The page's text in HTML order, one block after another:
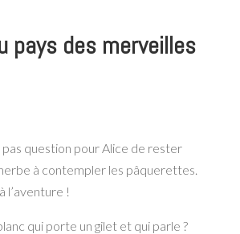
pays des merveilles
question pour Alice de rester
à contempler les pâquerettes.
l’aventure !
qui porte un gilet et qui parle ?